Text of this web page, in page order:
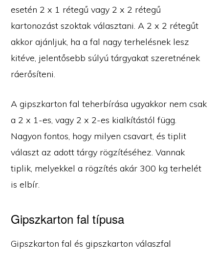
esetén 2 x 1 rétegű vagy 2 x 2 rétegű
kartonozást szoktak választani. A 2 x 2 rétegűt
akkor ajánljuk, ha a fal nagy terhelésnek lesz
kitéve, jelentősebb súlyú tárgyakat szeretnének
ráerősíteni.
A gipszkarton fal teherbírása ugyakkor nem csak
a 2 x 1-es, vagy 2 x 2-es kialkítástól függ.
Nagyon fontos, hogy milyen csavart, és tiplit
választ az adott tárgy rögzítéséhez. Vannak
tiplik, melyekkel a rögzítés akár 300 kg terhelét
is elbír.
Gipszkarton fal típusa
Gipszkarton fal és gipszkarton válaszfal